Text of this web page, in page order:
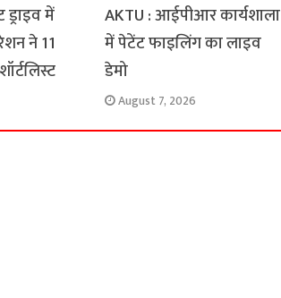
में
ने 11
AKTU : आईपीआर कार्यशाला
में पेटेंट फाइलिंग का लाइव
डेमो
August 7, 2026